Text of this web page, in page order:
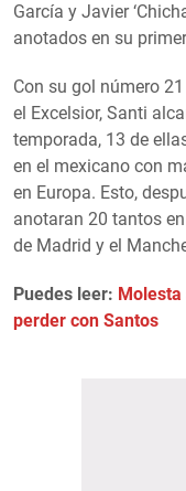
García y Javier
anotados en su
Con su gol número
el Excelsior, Santi
temporada, 13 de
en el mexicano con
en Europa. Esto,
anotaran 20 tantos
de Madrid y el
Puedes leer:
perder con Santos